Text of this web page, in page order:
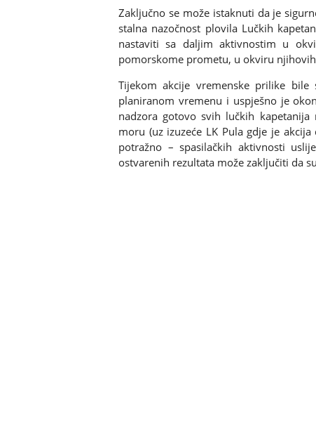
Zaključno se može istaknuti da je
stalna nazočnost plovila Lučkih
nastaviti sa daljim aktivnostim u
pomorskome prometu, u okviru
Tijekom akcije vremenske prilike
planiranom vremenu i uspješno je
nadzora gotovo svih lučkih
moru (uz izuzeće LK Pula gdje je
potražno – spasilačkih aktivnosti
ostvarenih rezultata može zaključiti da